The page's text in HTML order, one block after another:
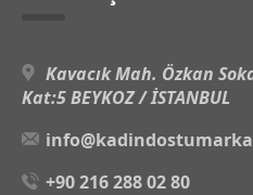
Kavacık Mah. Özkan
Kat:5 BEYKOZ / İSTANBUL
+90 216 288 02 80